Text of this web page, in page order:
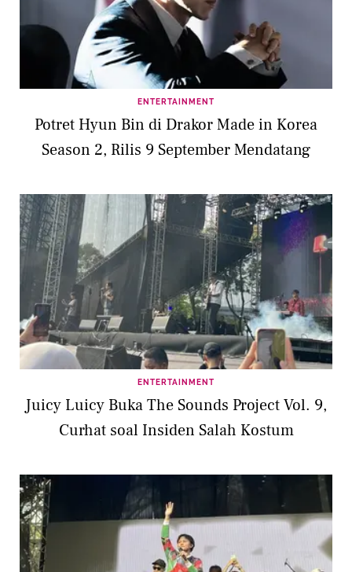
ENTERTAINMENT
Potret Hyun Bin di Drakor Made in Korea
Season 2, Rilis 9 September Mendatang
ENTERTAINMENT
Juicy Luicy Buka The Sounds Project Vol. 9,
Curhat soal Insiden Salah Kostum